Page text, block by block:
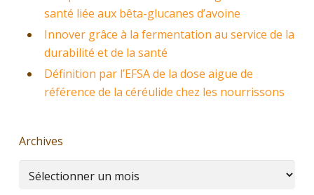
santé liée aux bêta-glucanes d’avoine
Innover grâce à la fermentation au service de la
durabilité et de la santé
Définition par l’EFSA de la dose aigue de
référence de la céréulide chez les nourrissons
Archives
Archives